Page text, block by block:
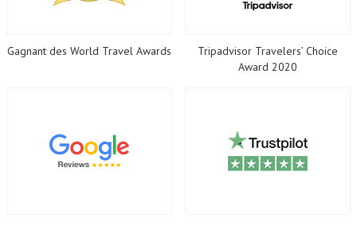
Gagnant des World Travel Awards
Tripadvisor Travelers’ Choice
Award 2020